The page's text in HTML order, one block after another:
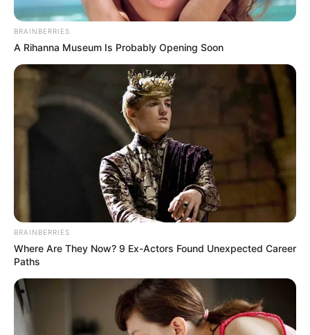
Sagar Savaliya January 8, 2024 1,012
સપ્તાહના પ્રથમ દિવસે જ શેરબજારમાં કડાકો
સપ્તાહના પ્રથમ ટ્રેડિંગ દિવસે સોમવારે ભારતીય શેરબજારમાં ઘટાડા સાથે
કારોબાર થતો જોવા મળ્યો હતો. બોમ્બે સ્ટોક એક્સચેન્જ ઇન્ડેક્સ સેન્સેક્સ
Read More »
December 29, 2023 2,178
BRAINBERRIES
A Rihanna Museum Is Probably Opening Soon
BRAINBERRIES
Where Are They Now? 9 Ex-Actors Found Unexpected Career
Paths